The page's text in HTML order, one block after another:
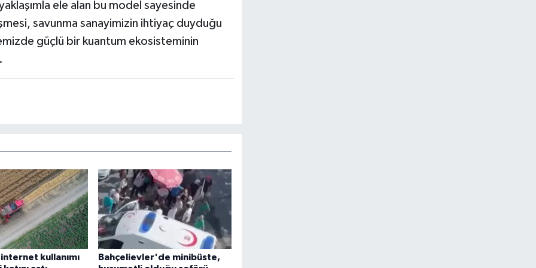
ele alan bu model sayesinde
savunma sanayimizin ihtiyaç duyduğu
güçlü bir kuantum ekosisteminin
kullanımı
Bahçelievler'de minibüste,